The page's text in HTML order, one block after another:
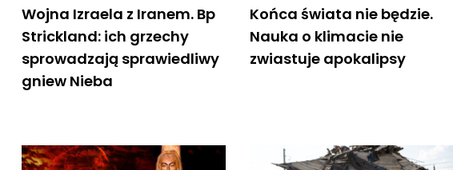
Wojna Izraela z Iranem. Bp
Strickland: ich grzechy
sprowadzają sprawiedliwy
gniew Nieba
Końca świata nie będzie.
Nauka o klimacie nie
zwiastuje apokalipsy